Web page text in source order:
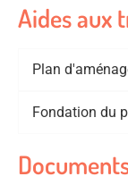
Aides aux
Plan
Fondation du